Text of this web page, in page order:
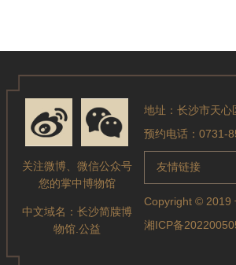
关注微博、微信公众号
您的掌中博物馆
中文域名： 长沙简牍博
物馆.公益
地址：长沙市天心
预约电话：0731-
友情链接
Copyright © 2019
湘ICP备